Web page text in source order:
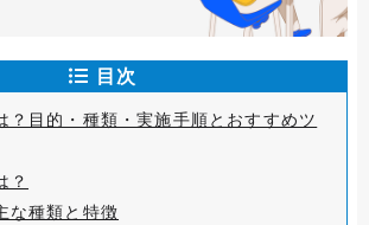
目次
？目的・種類・実施手順とおすすめツ
？
な種類と特徴